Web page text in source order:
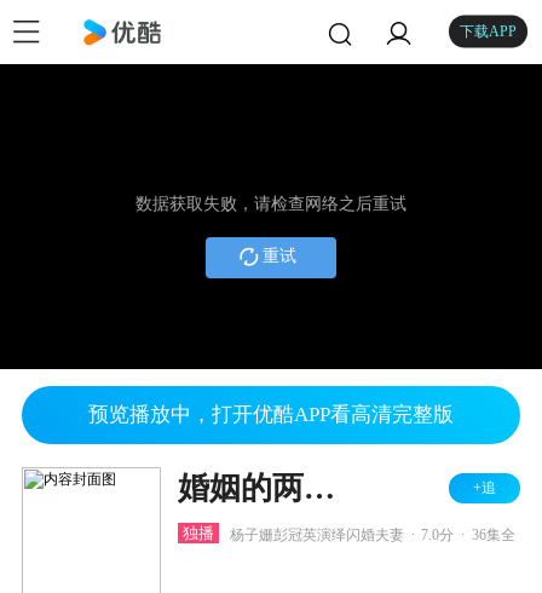
下载APP
数据获取失败，请检查网络之后重试
重试
预览播放中，打开优酷APP看高清完整版
婚姻的两种猜想 TV版 +追
独播 杨子姗彭冠英演绎闪婚夫妻 7.0分 36集全